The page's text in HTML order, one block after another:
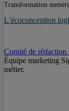
Transformation
L’écoconception
Comité de rédaction
Équipe marketing
métier.